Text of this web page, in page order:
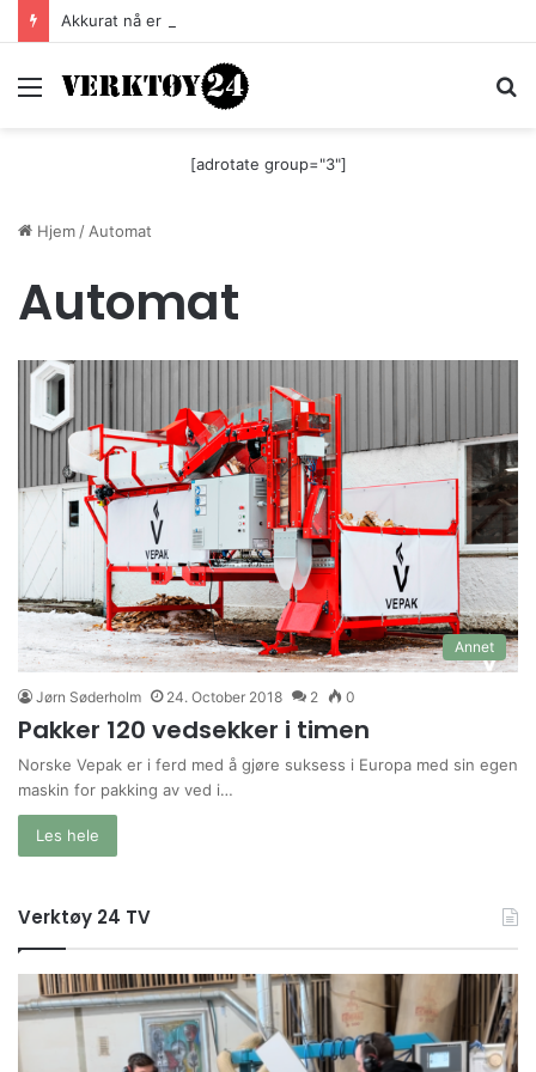
Akkurat nå er batteri-bordsaga til Festool billigere
Meny
[adrotate group="3"]
Hjem / Automat
Automat
Annet
Jørn Søderholm 24. October 2018 2 0
Pakker 120 vedsekker i timen
Norske Vepak er i ferd med å gjøre suksess i Europa med sin egen
maskin for pakking av ved i…
Les hele
Verktøy 24 TV